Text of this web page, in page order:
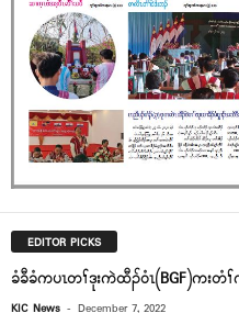
EDITOR PICKS
ခံခီခံကပၤတၢ်ဒုးကဲထီၣ်၀ံၤ(BGF)ကးတံၢ်
KIC News - December 7, 2022